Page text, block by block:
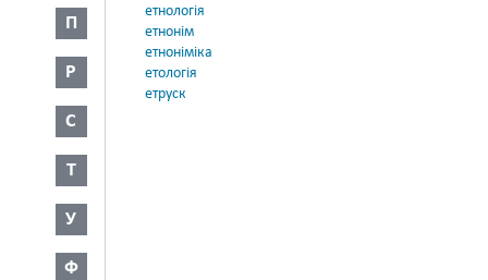
П
Р
С
Т
У
Ф
етнологія
етнонім
етноніміка
етологія
етруск